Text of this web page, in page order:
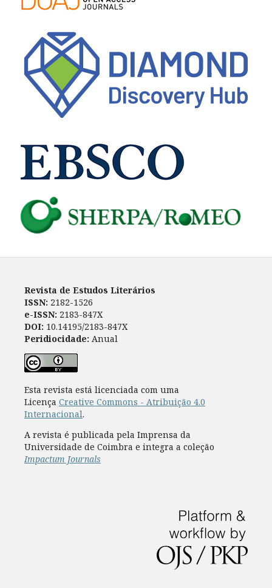
Revista de Estudos Literários
ISSN: 2182-1526
e-ISSN: 2183-847X
DOI: 10.14195/2183-847X
Peridiocidade: Anual
Esta revista está licenciada com uma
Licença Creative Commons - Atribuição 4.0
Internacional.
A revista é publicada pela Imprensa da
Universidade de Coimbra e integra a coleção
Impactum Journals